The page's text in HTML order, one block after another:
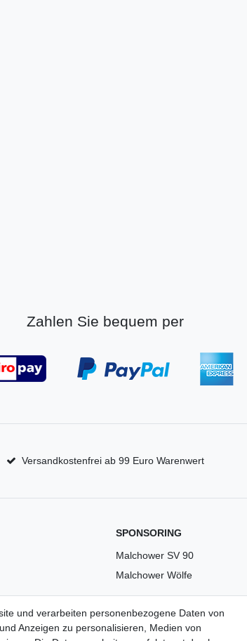
Zahlen Sie bequem per
Versandkostenfrei ab 99 Euro Warenwert
SPONSORING
Malchower SV 90
Malchower Wölfe
und verarbeiten personenbezogene Daten von
Anzeigen zu personalisieren, Medien von